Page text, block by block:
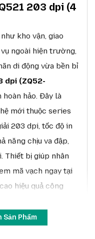
203 dpi (4
kho vận, giao
ngoài hiện trường,
di động vừa bền bỉ
dpi (ZQ52-
hảo. Đây là
mới thuộc series
203 dpi, tốc độ in
năng chịu va đập,
Thiết bị giúp nhân
mã vạch ngay tại
hiệu quả công
Sản Phẩm